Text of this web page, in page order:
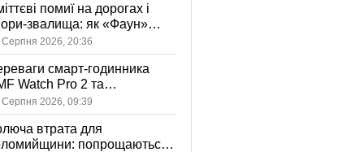
помиї на дорогах і
звалища: як «Фаун»
відходи в Коломиї
Серпня 2026, 20:36
смарт-годинника
Watch Pro 2 та
CMF Buds Pro 2
сучасних користувачів
Серпня 2026, 09:39
втрата для
попрощаються